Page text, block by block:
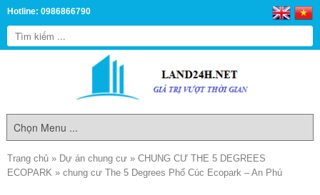
Hotline: 0986866790
Trang chủ » Dự án chung cư » CHUNG CƯ THE 5 DEGREES
ECOPARK » chung cư The 5 Degrees Phố Cúc Ecopark – An Phú